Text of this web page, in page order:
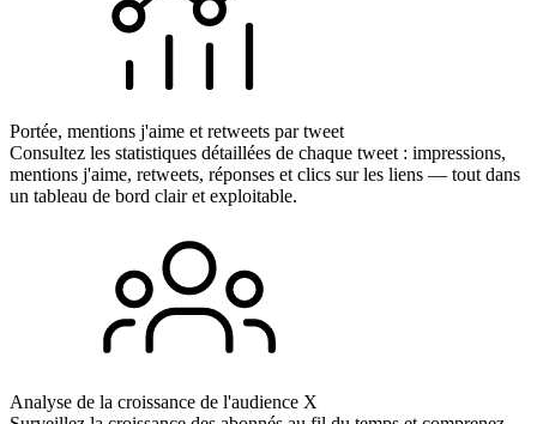
Portée, mentions j'aime et retweets par tweet
Consultez les statistiques détaillées de chaque tweet : impressions,
mentions j'aime, retweets, réponses et clics sur les liens — tout dans
un tableau de bord clair et exploitable.
Analyse de la croissance de l'audience X